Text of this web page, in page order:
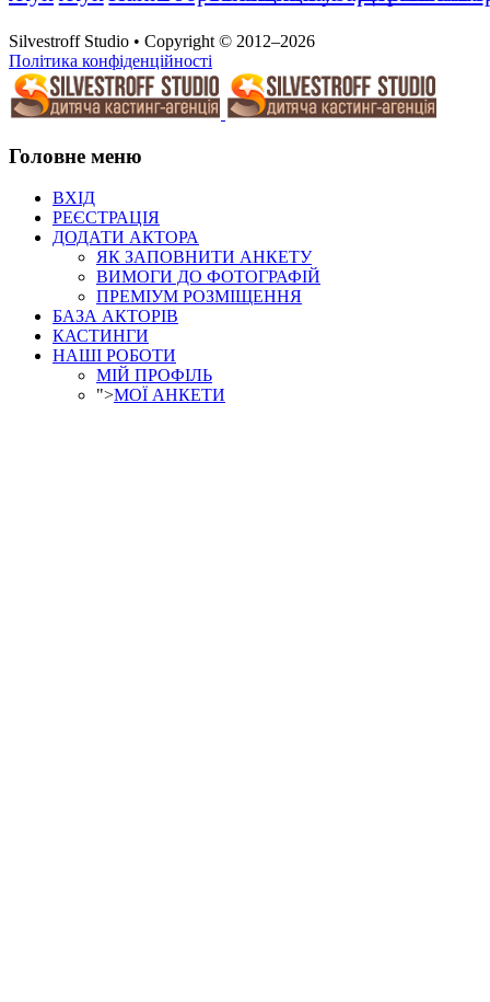
Silvestroff Studio • Copyright © 2012–2026
Політика конфіденційності
Головне меню
ВХІД
РЕЄСТРАЦІЯ
ДОДАТИ АКТОРА
ЯК ЗАПОВНИТИ АНКЕТУ
ВИМОГИ ДО ФОТОГРАФІЙ
ПРЕМІУМ РОЗМІЩЕННЯ
БАЗА АКТОРІВ
КАСТИНГИ
НАШІ РОБОТИ
МІЙ ПРОФІЛЬ
">МОЇ АНКЕТИ